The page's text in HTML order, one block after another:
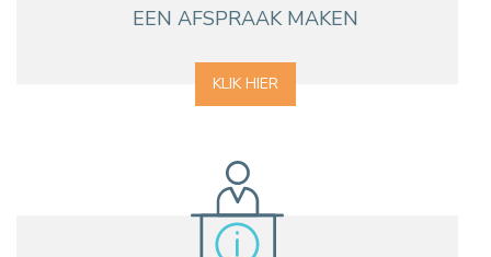
EEN AFSPRAAK MAKEN
KLIK HIER